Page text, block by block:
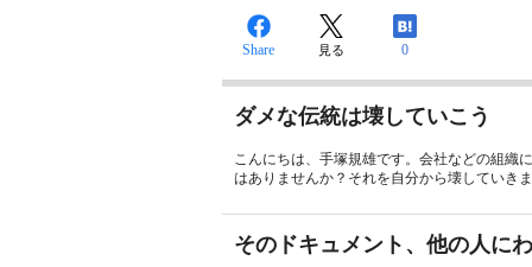
Share 見る 0
ダメな伝統は壊していこう
こんにちは、手塚規雄です。会社などの組織
はありませんか？それを自分から壊していき
そのドキュメント、他の人に